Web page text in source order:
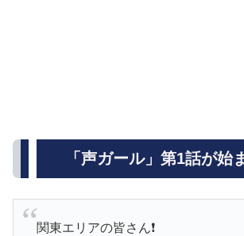
「声ガール」第1話が始
関東エリアの皆さん❗